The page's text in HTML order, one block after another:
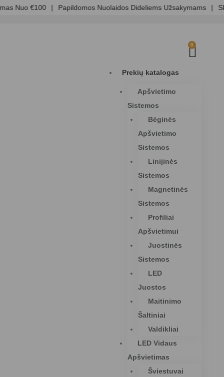
Nuo €100 | Papildomos Nuolaidos Dideliems Užsakymams |
0
Prekių katalogas
Apšvietimo
Sistemos
Bėginės
Apšvietimo
Sistemos
Linijinės
Sistemos
Magnetinės
Sistemos
Profiliai
Apšvietimui
Juostinės
Sistemos
LED
Juostos
Maitinimo
Šaltiniai
Valdikliai
LED Vidaus
Apšvietimas
Šviestuvai